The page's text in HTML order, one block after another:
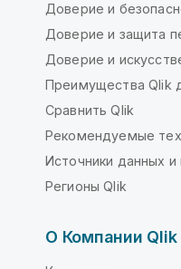
Доверие и
Доверие и защита
Доверие и
Преимущества Qlik
Сравнить Qlik
Рекомендуемые
Источники данных и
Регионы Qlik
О Компании Qlik